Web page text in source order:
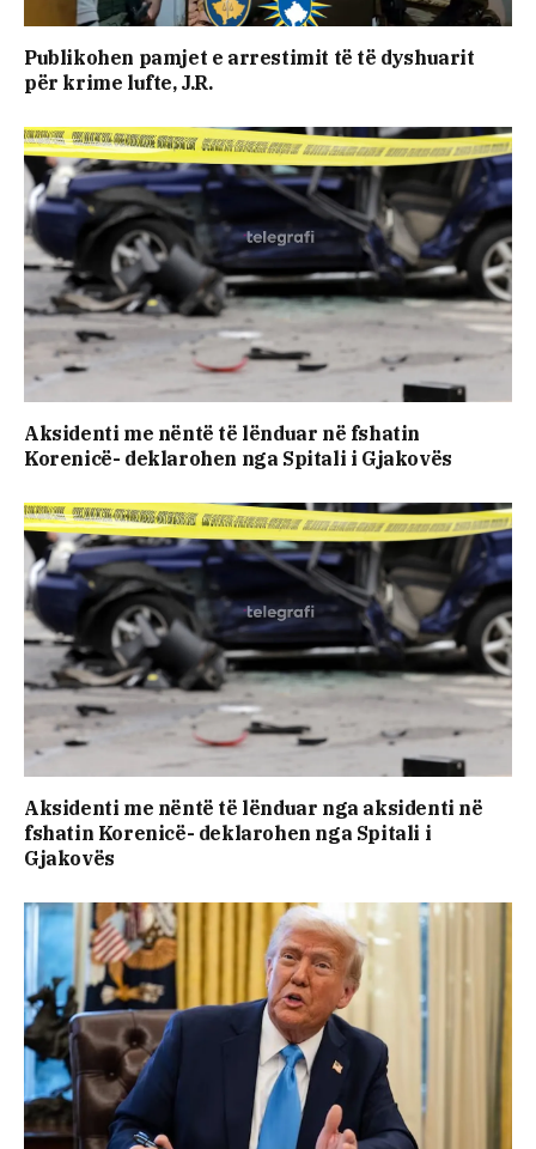
Publikohen pamjet e arrestimit të të dyshuarit
për krime lufte, J.R.
Aksidenti me nëntë të lënduar në fshatin
Korenicë- deklarohen nga Spitali i Gjakovës
Aksidenti me nëntë të lënduar nga aksidenti në
fshatin Korenicë- deklarohen nga Spitali i
Gjakovës